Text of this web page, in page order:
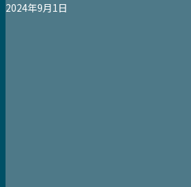
2024年9月1日